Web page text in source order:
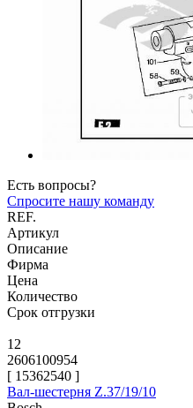
Есть вопросы?
Спросите нашу команду
REF.
Артикул
Описание
Фирма
Цена
Количество
Срок отгрузки
12
2606100954
[ 15362540 ]
Вал-шестерня Z.37/19/10